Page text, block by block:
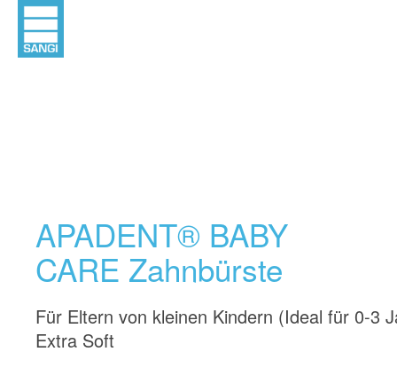
APADENT® BABY
CARE Zahnbürste
Für Eltern von kleinen Kindern (Ideal für 0-3
Extra Soft